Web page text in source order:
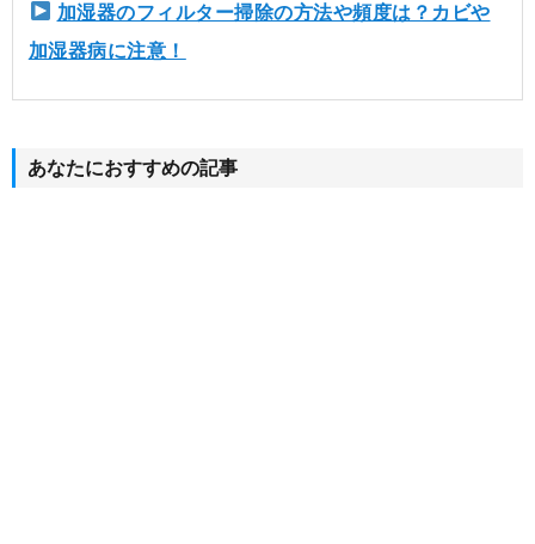
加湿器のフィルター掃除の方法や頻度は？カビや
加湿器病に注意！
あなたにおすすめの記事